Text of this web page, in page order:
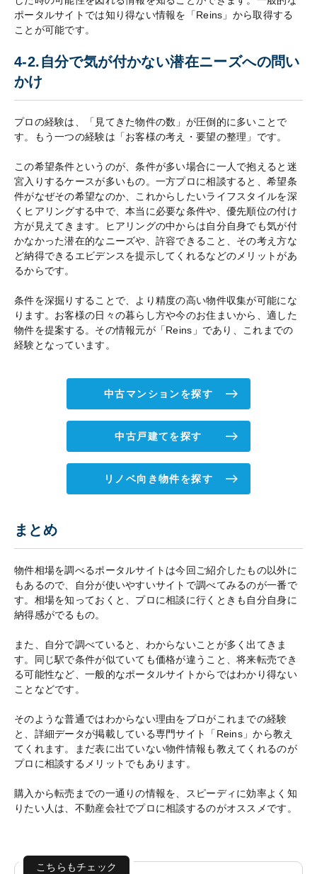
ポータルサイトでは知り得ない情報を「Reins」から取得する
ことが可能です。
4-2.自分で気が付かない潜在ニーズへの問い
かけ
プロの経験は、「見てきた物件の数」が圧倒的に多いことで
す。もう一つの経験は「お客様の考え・要望の整理」です。
この希望条件というのが、条件が多い場合に一人で抱えると迷
宮入りするケースが多いもの。一方プロに相談すると、希望条
件がなぜその希望なのか、これからしたいライフスタイルを深
くヒアリングする中で、本当に必要な条件や、優先順位の付け
方が見えてきます。ヒアリングの中からは自分自身でも気が付
かなかった潜在的なニーズや、許容できること、その考え方な
ど納得できるエビデンスを提示してくれるなどのメリットがあ
るからです。
条件を深掘りすることで、より精度の高い物件収集が可能にな
ります。お客様の日々の暮らし方や今のお住まいから、適した
物件を提案する。その情報元が「Reins」であり、これまでの
経験となっています。
中古マンションを探す
中古戸建てを探す
リノベ向き物件を探す
まとめ
物件相場を調べるポータルサイトは今回ご紹介したもの以外に
もあるので、自分が使いやすいサイトで調べてみるのが一番で
す。相場を知っておくと、プロに相談に行くときも自分自身に
納得感がでるもの。
また、自分で調べていると、わからないことが多く出てきま
す。同じ駅で条件が似ていても価格が違うこと、将来転売でき
る可能性など、一般的なポータルサイトからではわかり得ない
ことなどです。
そのような普通ではわからない理由をプロがこれまでの経験
と、詳細データが掲載している専門サイト「Reins」から教え
てくれます。まだ表に出ていない物件情報も教えてくれるのが
プロに相談するメリットでもあります。
購入から転売までの一通りの情報を、スピーディに効率よく知
りたい人は、不動産会社でプロに相談するのがオススメです。
こちらもチェック